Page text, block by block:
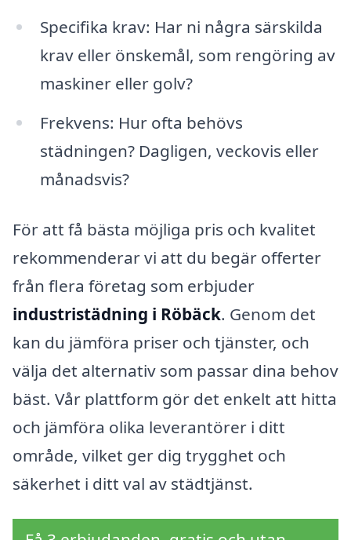
Specifika krav: Har ni några särskilda
krav eller önskemål, som rengöring av
maskiner eller golv?
Frekvens: Hur ofta behövs
städningen? Dagligen, veckovis eller
månadsvis?
För att få bästa möjliga pris och kvalitet
rekommenderar vi att du begär offerter
från flera företag som erbjuder
industristädning i Röbäck. Genom det
kan du jämföra priser och tjänster, och
välja det alternativ som passar dina behov
bäst. Vår plattform gör det enkelt att hitta
och jämföra olika leverantörer i ditt
område, vilket ger dig trygghet och
säkerhet i ditt val av städtjänst.